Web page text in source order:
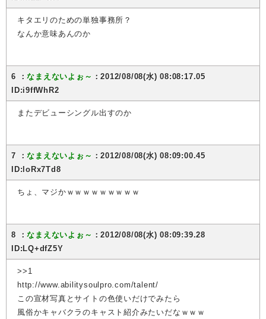
キタエリのための単独事務所？
なんか意味あんのか
6 ：なまえないよぉ～ ：2012/08/08(水) 08:08:17.05
ID:i9ffWhR2
またデビューシングル出すのか
7 ：なまえないよぉ～ ：2012/08/08(水) 08:09:00.45
ID:loRx7Td8
ちょ、マジかｗｗｗｗｗｗｗｗｗ
8 ：なまえないよぉ～ ：2012/08/08(水) 08:09:39.28
ID:LQ+dfZ5Y
>>1
http://www.abilitysoulpro.com/talent/
この宣材写真とサイトの色使いだけでみたら
風俗かキャバクラのキャスト紹介みたいだなｗｗｗ